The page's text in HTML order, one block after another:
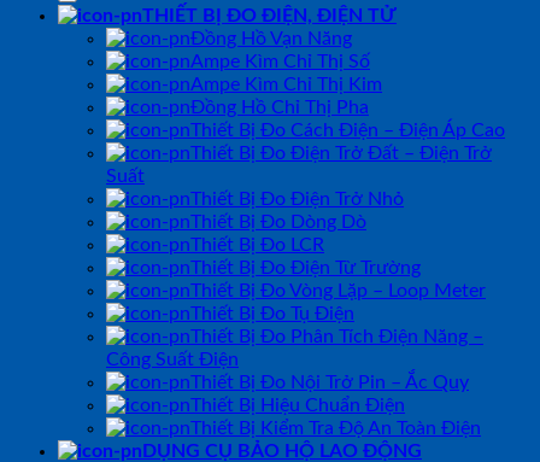
THIẾT BỊ ĐO ĐIỆN, ĐIỆN TỬ
Đồng Hồ Vạn Năng
Ampe Kìm Chỉ Thị Số
Ampe Kìm Chỉ Thị Kim
Đồng Hồ Chỉ Thị Pha
Thiết Bị Đo Cách Điện – Điện Áp Cao
Thiết Bị Đo Điện Trở Đất – Điện Trở
Suất
Thiết Bị Đo Điện Trở Nhỏ
Thiết Bị Đo Dòng Dò
Thiết Bị Đo LCR
Thiết Bị Đo Điện Từ Trường
Thiết Bị Đo Vòng Lặp – Loop Meter
Thiết Bị Đo Tụ Điện
Thiết Bị Đo Phân Tích Điện Năng –
Công Suất Điện
Thiết Bị Đo Nội Trở Pin – Ắc Quy
Thiết Bị Hiệu Chuẩn Điện
Thiết Bị Kiểm Tra Độ An Toàn Điện
DỤNG CỤ BẢO HỘ LAO ĐỘNG